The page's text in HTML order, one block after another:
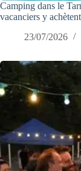
Camping dans le
vacanciers y
23/07/2026